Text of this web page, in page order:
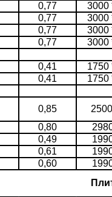
0,77 3000
0,77 3000
0,77 3000
0,77 3000
0,41 1750
0,41 1750
0,85
0,80
0,49
0,61
0,60